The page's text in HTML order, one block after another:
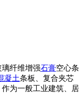
纤维增强石膏空心条
凝土条板、复合夹芯
为一般工业建筑、居